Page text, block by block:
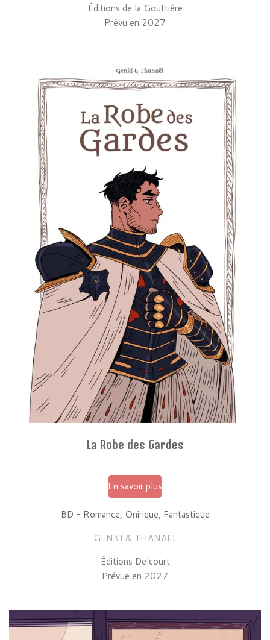
Éditions de la Gouttière
Prévu en 2027
La Robe des Gardes
En savoir plus
BD - Romance, Onirique, Fantastique
GENKI & THANAËL
Éditions Delcourt
Prévue en 2027